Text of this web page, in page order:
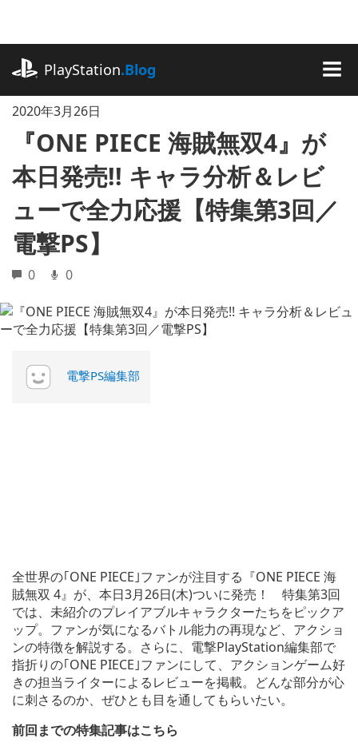
に
キ
ッ
プ
PlayStation.Blog
2020年3月26日
『ONE PIECE 海賊無双4』が
本日発売!! キャラ分析＆レビ
ューで全力応援【特集第3回／
電撃PS】
0 0
電撃PS編集部
全世界の｢ONE PIECE｣ファンが注目する『ONE PIECE 海
賊無双 4』が、本日3月26日(木)ついに発売！ 特集第3回
では、未紹介のプレイアブルキャラクターたちをピックア
ップ。ファンが気になるバトル能力の再現など、アクショ
ンの特徴を解説する。さらに、電撃PlayStation編集部で
指折りの｢ONE PIECE｣ファンにして、アクションゲーム好
きの担当ライターによるレビューを掲載。どんな部分が心
に刺さるのか、ぜひとも目を通してもらいたい。
前回までの特集記事はこちら